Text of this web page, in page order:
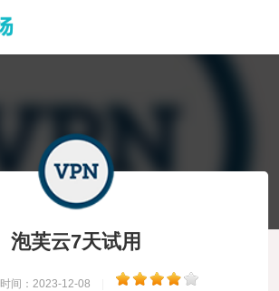
泡芙云7天试用
时间：2023-12-08